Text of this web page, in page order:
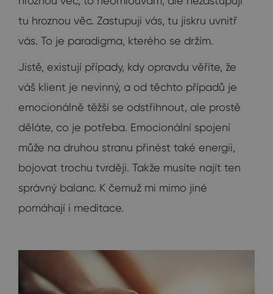
tu hroznou věc. Zastupuji vás, tu jiskru uvnitř
vás. To je paradigma, kterého se držím.
Jistě, existují případy, kdy opravdu věříte, že
váš klient je nevinný, a od těchto případů je
emocionálně těžší se odstřihnout, ale prostě
děláte, co je potřeba. Emocionální spojení
může na druhou stranu přinést také energii,
bojovat trochu tvrději. Takže musíte najít ten
správný balanc. K čemuž mi mimo jiné
pomáhají i meditace.